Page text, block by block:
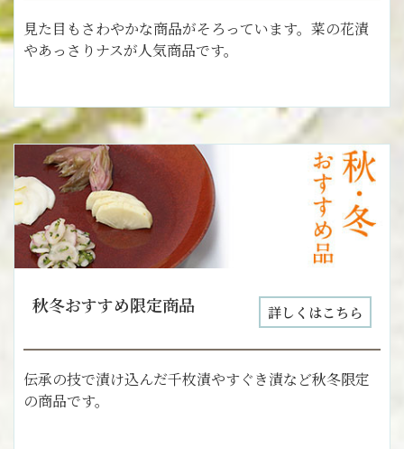
見た目もさわやかな商品がそろっています。菜の花漬
やあっさりナスが人気商品です。
秋冬おすすめ限定商品 詳しくはこちら
伝承の技で漬け込んだ千枚漬やすぐき漬など秋冬限定
の商品です。